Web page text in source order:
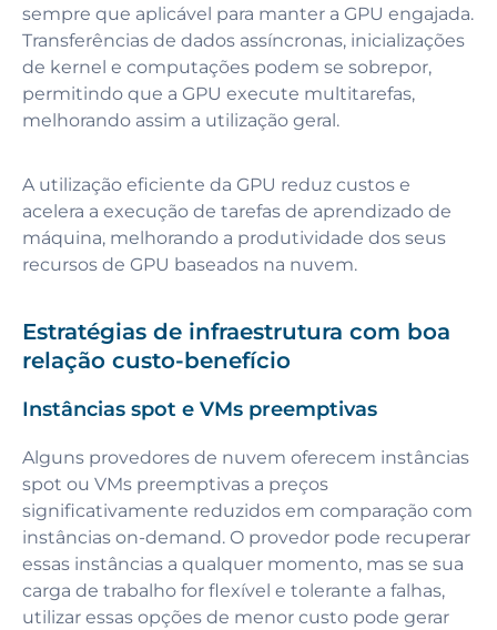
sempre que aplicável para manter a GPU engajada.
Transferências de dados assíncronas, inicializações
de kernel e computações podem se sobrepor,
permitindo que a GPU execute multitarefas,
melhorando assim a utilização geral.
A utilização eficiente da GPU reduz custos e
acelera a execução de tarefas de aprendizado de
máquina, melhorando a produtividade dos seus
recursos de GPU baseados na nuvem.
Estratégias de infraestrutura com boa
relação custo-benefício
Instâncias spot e VMs preemptivas
Alguns provedores de nuvem oferecem instâncias
spot ou VMs preemptivas a preços
significativamente reduzidos em comparação com
instâncias on-demand. O provedor pode recuperar
essas instâncias a qualquer momento, mas se sua
carga de trabalho for flexível e tolerante a falhas,
utilizar essas opções de menor custo pode gerar